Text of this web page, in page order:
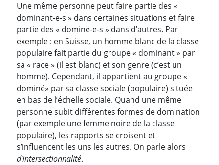
Une même personne peut faire partie des «
dominant-e-s » dans certaines situations et faire
partie des « dominé-e-s » dans d’autres. Par
exemple : en Suisse, un homme blanc de la classe
populaire fait partie du groupe « dominant » par
sa « race » (il est blanc) et son genre (c’est un
homme). Cependant, il appartient au groupe «
dominé» par sa classe sociale (populaire) située
en bas de l’échelle sociale. Quand une même
personne subit différentes formes de domination
(par exemple une femme noire de la classe
populaire), les rapports se croisent et
s’influencent les uns les autres. On parle alors
d’intersectionnalité.